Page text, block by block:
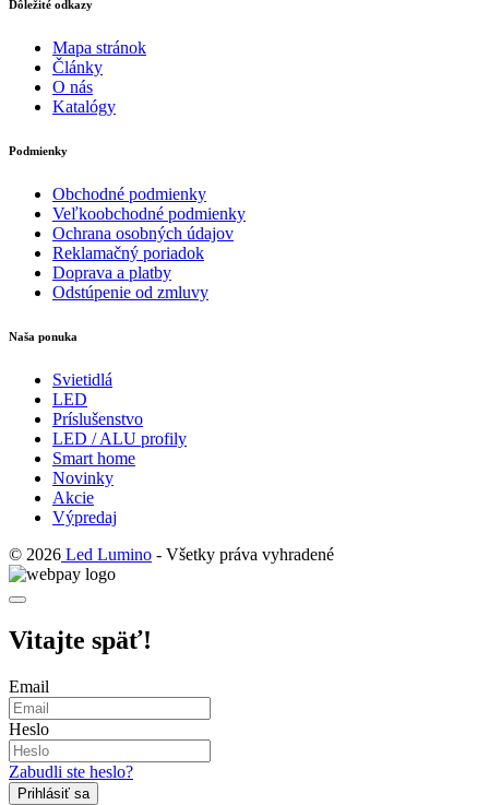
Dôležité odkazy
Mapa stránok
Články
O nás
Katalógy
Podmienky
Obchodné podmienky
Veľkoobchodné podmienky
Ochrana osobných údajov
Reklamačný poriadok
Doprava a platby
Odstúpenie od zmluvy
Naša ponuka
Svietidlá
LED
Príslušenstvo
LED / ALU profily
Smart home
Novinky
Akcie
Výpredaj
© 2026 Led Lumino - Všetky práva vyhradené
Vitajte späť!
Email
Heslo
Zabudli ste heslo?
Prihlásiť sa